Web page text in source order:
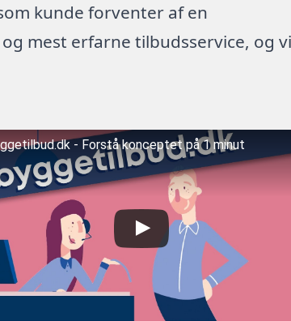
kunde forventer af en
mest erfarne tilbudsservice, og
- Forstå konceptet på 1 minut